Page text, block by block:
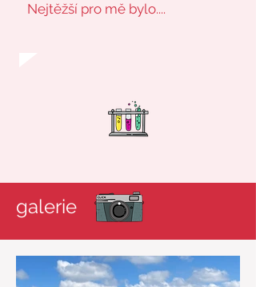
Nejtěžší pro mě bylo....
galerie